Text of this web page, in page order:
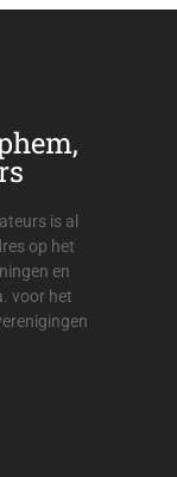
is al
op het
en
voor het